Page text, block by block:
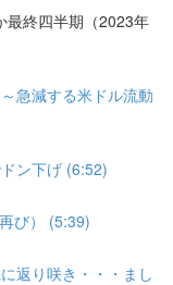
終四半期（2023年
急減する米ドル流動
ン下げ (6:52)
び） (5:39)
返り咲き・・・まし